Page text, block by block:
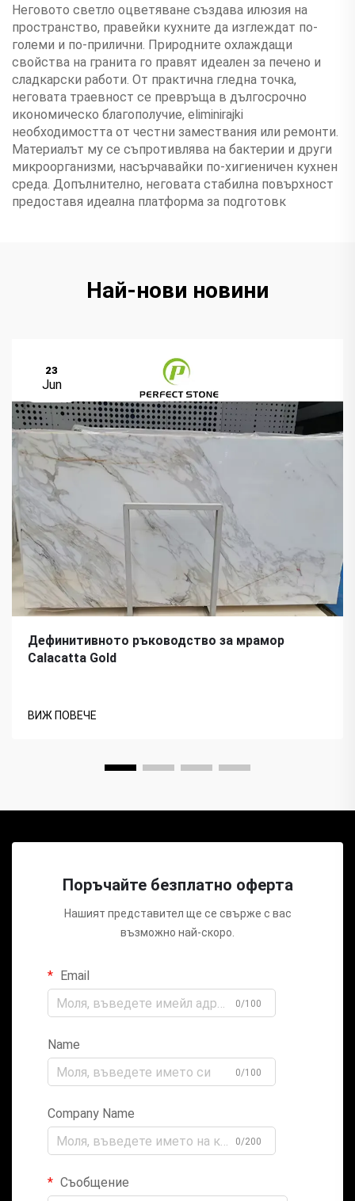
Неговото светло оцветяване създава илюзия на
пространство, правейки кухните да изглеждат по-
големи и по-прилични. Природните охлаждащи
свойства на гранита го правят идеален за печено и
сладкарски работи. От практична гледна точка,
неговата траевност се превръща в дългосрочно
икономическо благополучие, eliminirajki
необходимостта от честни замествания или ремонти.
Материалът му се съпротивлява на бактерии и други
микроорганизми, насърчавайки по-хигиеничен кухнен
среда. Допълнително, неговата стабилна повърхност
предоставя идеална платформа за подготовк
Най-нови новини
23
Jun
Дефинитивното ръководство за мрамор
Calacatta Gold
ВИЖ ПОВЕЧЕ
Поръчайте безплатно оферта
Нашият представител ще се свърже с вас
възможно най-скоро.
Email
0/100
Name
0/100
Company Name
0/200
Съобщение